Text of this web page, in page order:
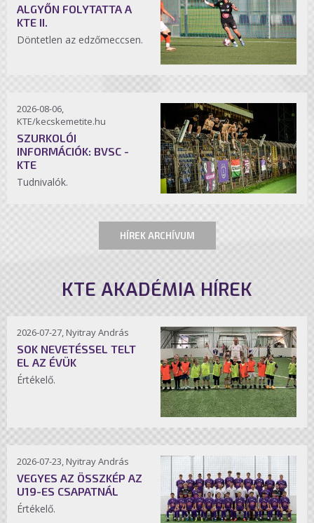
ALGYŐN FOLYTATTA A
KTE II.
Döntetlen az edzőmeccsen.
2026-08-06,
KTE/kecskemetite.hu
SZURKOLÓI
INFORMÁCIÓK: BVSC -
KTE
Tudnivalók.
HÍREK ARCHÍVUM
KTE AKADÉMIA HÍREK
2026-07-27, Nyitray András
SOK NEVETÉSSEL TELT
EL AZ ÉVÜK
Értékelő.
2026-07-23, Nyitray András
VEGYES AZ ÖSSZKÉP AZ
U19-ES CSAPATNÁL
Értékelő.